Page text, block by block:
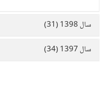
سال 1398 (31)
سال 1397 (34)